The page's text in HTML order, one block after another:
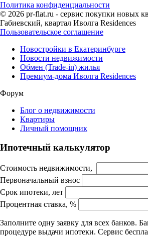
Политика конфиденциальности
© 2026 pr-flat.ru - сервис покупки новых
Габиевский, квартал Иволга Residences
Пользовательское соглашение
Новостройки в Екатеринбурге
Новости недвижимости
Обмен (Trade-in) жилья
Премиум-дома Иволга Residences
Форум
Блог о недвижимости
Квартиры
Личный помощник
Ипотечный калькулятор
Стоимость недвижимости,
Первоначальный взнос
Срок ипотеки, лет
Процентная ставка, %
Заполните одну заявку для всех банков.
процедуре выдачи ипотеки. Сервис